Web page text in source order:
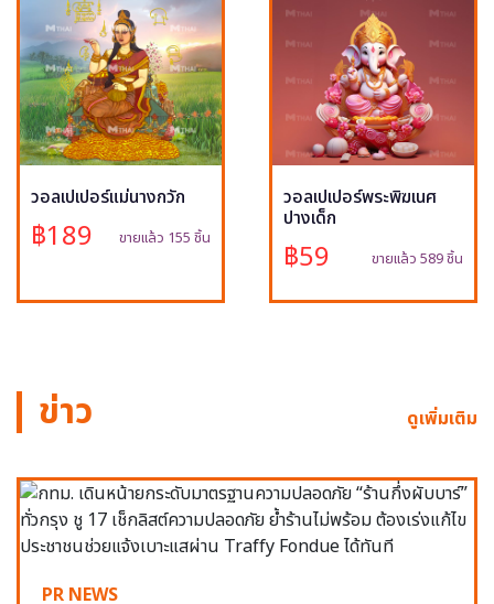
วอลเปเปอร์แม่นางกวัก
฿189 ขายแล้ว 155 ชิ้น
วอลเปเปอร์พระพิฆเนศ
ปางเด็ก
฿59 ขายแล้ว 589 ชิ้น
ข่าว ดูเพิ่มเติม
PR NEWS